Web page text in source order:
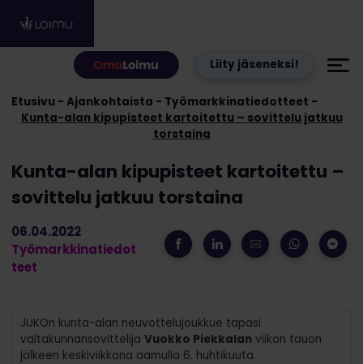
Liity jäseneksi!
Etusivu Ajankohtaista
Työmarkkinatiedotteet
Kunta-alan kipupisteet kartoitettu – sovittelu jatkuu
torstaina
Kunta-alan kipupisteet kartoitettu –
sovittelu jatkuu torstaina
06.04.2022
Työmarkkinatiedot
teet
JUKOn kunta-alan neuvottelujoukkue tapasi
valtakunnansovittelija Vuokko Piekkalan viikon tauon
jälkeen keskiviikkona aamulla 6. huhtikuuta.